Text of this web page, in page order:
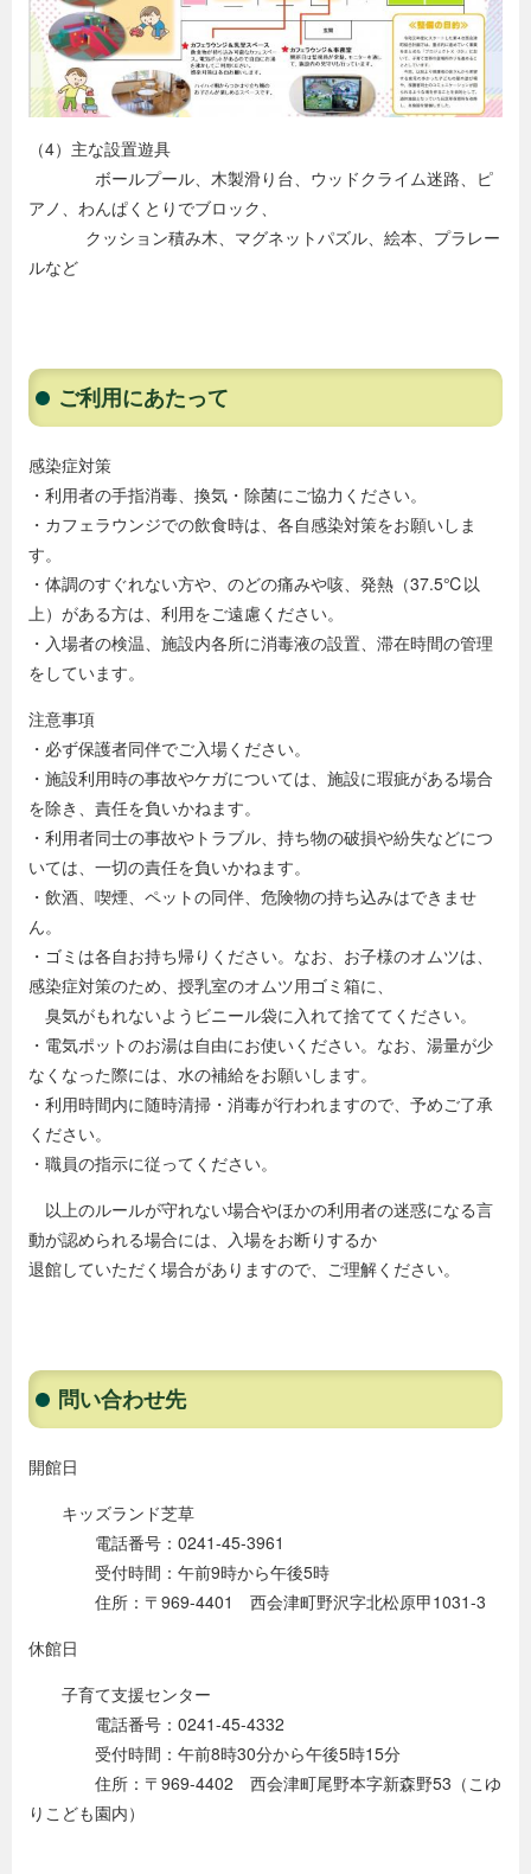
（4）主な設置遊具
ボールプール、木製滑り台、ウッドクライム迷路、ピ
アノ、わんぱくとりでブロック、
クッション積み木、マグネットパズル、絵本、プラレー
ルなど
ご利用にあたって
感染症対策
・利用者の手指消毒、換気・除菌にご協力ください。
・カフェラウンジでの飲食時は、各自感染対策をお願いしま
す。
・体調のすぐれない方や、のどの痛みや咳、発熱（37.5℃以
上）がある方は、利用をご遠慮ください。
・入場者の検温、施設内各所に消毒液の設置、滞在時間の管理
をしています。
注意事項
・必ず保護者同伴でご入場ください。
・施設利用時の事故やケガについては、施設に瑕疵がある場合
を除き、責任を負いかねます。
・利用者同士の事故やトラブル、持ち物の破損や紛失などにつ
いては、一切の責任を負いかねます。
・飲酒、喫煙、ペットの同伴、危険物の持ち込みはできませ
ん。
・ゴミは各自お持ち帰りください。なお、お子様のオムツは、
感染症対策のため、授乳室のオムツ用ゴミ箱に、
臭気がもれないようビニール袋に入れて捨ててください。
・電気ポットのお湯は自由にお使いください。なお、湯量が少
なくなった際には、水の補給をお願いします。
・利用時間内に随時清掃・消毒が行われますので、予めご了承
ください。
・職員の指示に従ってください。
以上のルールが守れない場合やほかの利用者の迷惑になる言
動が認められる場合には、入場をお断りするか
退館していただく場合がありますので、ご理解ください。
問い合わせ先
開館日
キッズランド芝草
電話番号：0241-45-3961
受付時間：午前9時から午後5時
住所：〒969-4401 西会津町野沢字北松原甲1031-3
休館日
子育て支援センター
電話番号：0241-45-4332
受付時間：午前8時30分から午後5時15分
住所：〒969-4402 西会津町尾野本字新森野53（こゆ
りこども園内）